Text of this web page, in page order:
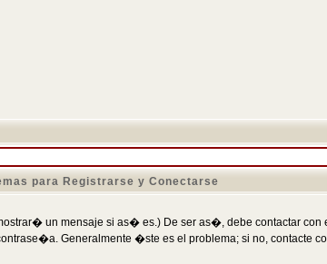
para Registrarse y Conectarse
un mensaje si as� es.) De ser as�, debe contactar
Generalmente �ste es el problema; si no, contacte